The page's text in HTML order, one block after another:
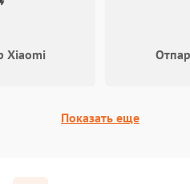
датчика движения 60 мин
Xiaomi
Показать еще